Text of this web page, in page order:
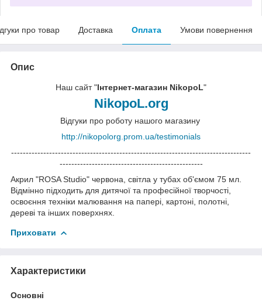
про товар Доставка Оплата Умови повернення
Опис
Наш сайт "Інтернет-магазин NikopoL"
NikopoL.org
Відгуки про роботу нашого магазину
http://nikopolorg.prom.ua/testimonials
----------------------------------------------------------------------------------
-------------------------------------------------
Акрил "ROSA Studio" червона, світла у тубах об'ємом 75 мл.
Відмінно підходить для дитячої та професійної творчості,
освоєння техніки малювання на папері, картоні, полотні,
дереві та інших поверхнях.
Приховати
Характеристики
Основні